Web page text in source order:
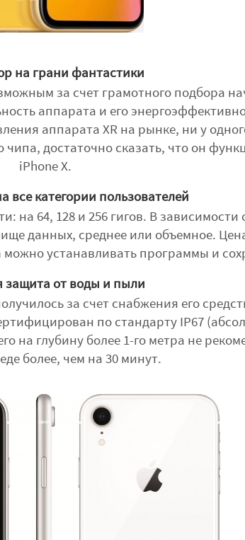
на грани фантастики
за счет грамотного подбора
аппарата и его
аппарата XR на рынке, ни у
достаточно сказать, что он
iPhone X.
все категории пользователей
на 64, 128 и 256 гигов. В зависимости
данных, среднее или объемное.
можно устанавливать программы и
защита от воды и пыли
за счет снабжения его
по стандарту IP67
на глубину более 1-го метра не
более, чем на 30 минут.